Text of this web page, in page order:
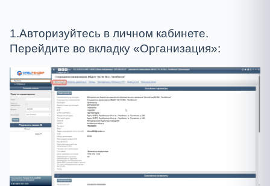
1.Авторизуйтесь в личном кабинете.
Перейдите во вкладку «Организация»: